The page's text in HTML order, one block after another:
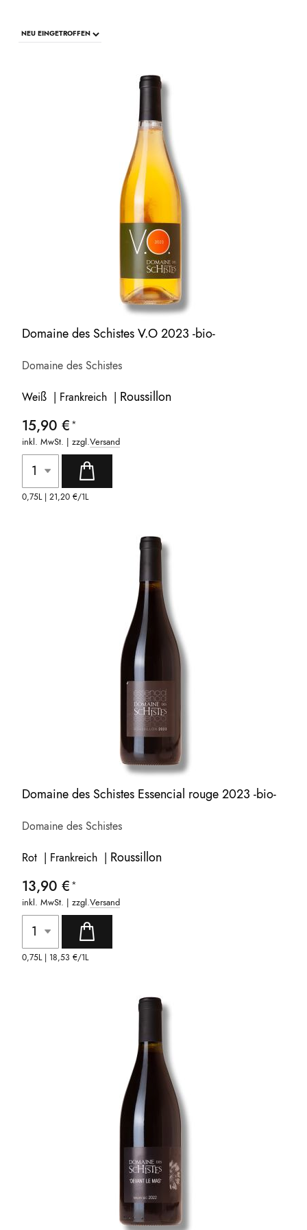
Domaine des Schistes V.O 2023 -bio-
Domaine des Schistes
Weiß | Frankreich | Roussillon
15,90 €
inkl. MwSt. | zzgl.Versand
0,75L |21,20 €/1L
Domaine des Schistes Essencial rouge 2023 -bio-
Domaine des Schistes
Rot | Frankreich | Roussillon
13,90 €
inkl. MwSt. | zzgl.Versand
0,75L | 18,53 €/1L